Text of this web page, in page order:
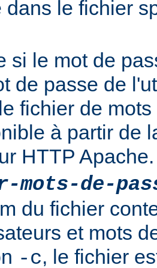
dans le fichier
si le mot de
de passe de
fichier de
à partir de
HTTP Apache.
de-
du fichier
et mots
-c, le fichier